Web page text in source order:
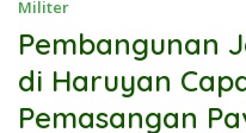
Militer
Pembangunan
di Haruyan
Pemasangan